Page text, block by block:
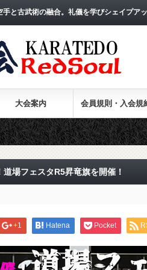
と古武術の融合。礼儀を学びシェイプア
大会案内 会員規則・入会規
場フェスタR5昇竜旗を開催！
+1 Hatena Pocket